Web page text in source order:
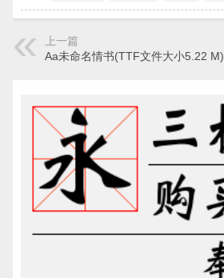
上一篇
Aa未命名情书(TTF文件大小5.22 M)